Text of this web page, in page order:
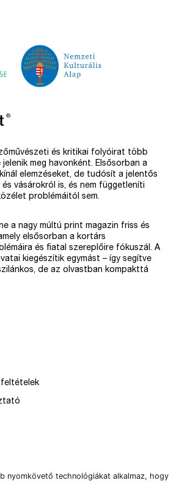
nyomkövető technológiákat alkalmaz, hogy
és kritikai folyóirat több
meg havonként. Elsősorban a
elemzéseket, de tudósít a jelentős
vásárokról is, és nem függetleníti
problémáitól sem.
a nagy múltú print magazin friss és
elsősorban a kortárs
és fiatal szereplőire fókuszál. A
kiegészítik egymást – így segítve
de az olvastban kompakttá